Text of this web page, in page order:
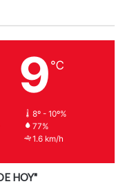
9 ℃
8º - 10º%
77%
1.6 km/h
HOY"